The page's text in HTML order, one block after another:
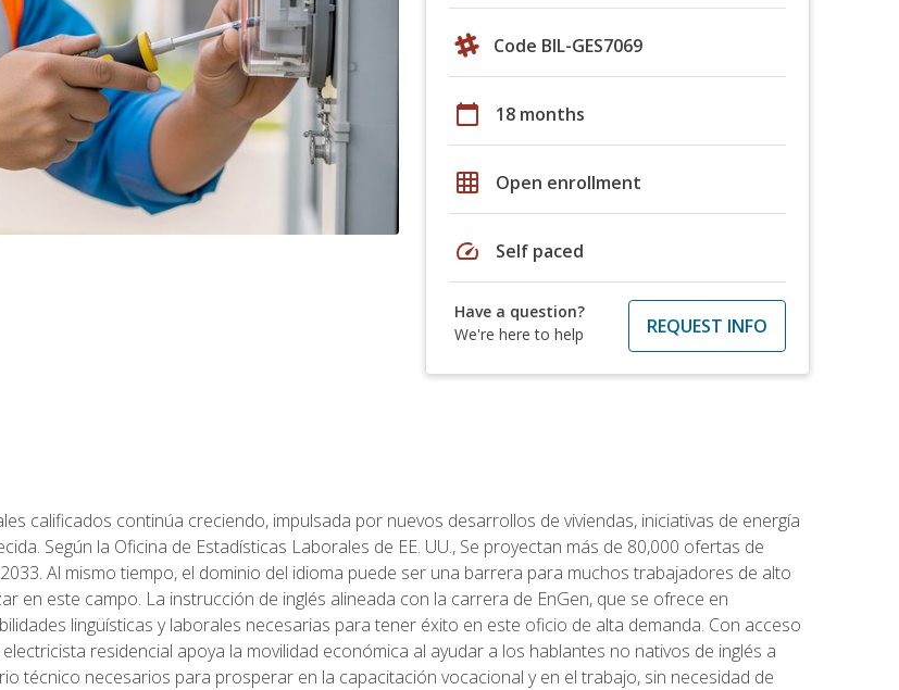
Code BIL-GES7069
calendar_today 18 months
grid_on Open enrollment
speed Self paced
Have a question?
We're here to help
REQUEST INFO
calificados continúa creciendo, impulsada por nuevos desarrollos de viviendas, iniciativas de energía
Según la Oficina de Estadísticas Laborales de EE. UU., Se proyectan más de 80,000 ofertas de
Al mismo tiempo, el dominio del idioma puede ser una barrera para muchos trabajadores de alto
en este campo. La instrucción de inglés alineada con la carrera de EnGen, que se ofrece en
lingüísticas y laborales necesarias para tener éxito en este oficio de alta demanda. Con acceso
residencial apoya la movilidad económica al ayudar a los hablantes no nativos de inglés a
técnico necesarios para prosperar en la capacitación vocacional y en el trabajo, sin necesidad de